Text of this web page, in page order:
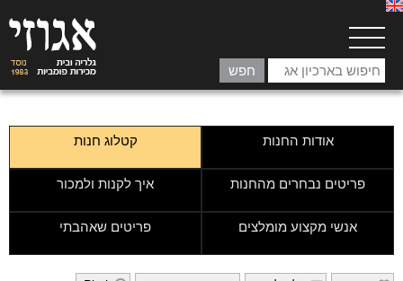
אודות החנות קטלוג חנות
פריטים נבחרים מהחנות איך לקנות ולמכור
אנשי מקצוע מומלצים פריטים שאהבתי